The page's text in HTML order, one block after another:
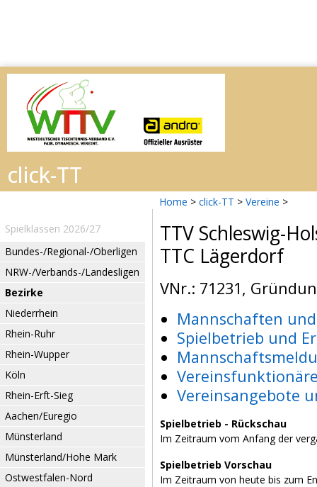
Home > click-TT > Vereine >
Spielklassen 2026/27
Bundes-/Regional-/Oberligen
NRW-/Verbands-/Landesligen
Bezirke
Niederrhein
Rhein-Ruhr
Rhein-Wupper
Köln
Rhein-Erft-Sieg
Aachen/Euregio
Münsterland
Münsterland/Hohe Mark
Ostwestfalen-Nord
TTV Schleswig-
TTC Lägerdorf
VNr.: 71231,
Mannschaften
Spielbetrieb und
Vereinsangebote
Spielbetrieb - Rückschau
Im Zeitraum vom Anfang der
Spielbetrieb Vorschau
Im Zeitraum von heute bis zum